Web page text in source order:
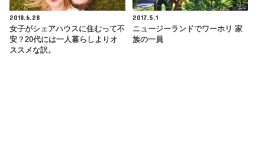
2018.6.28
女子がシェアハウスに住むって不
安？20代には一人暮らしよりオ
ススメな訳。
2017.5.1
ニュージーランドでワーホリ 家
族の一員